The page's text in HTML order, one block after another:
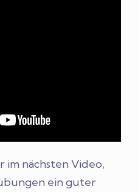
im nächsten Video,
ein guter